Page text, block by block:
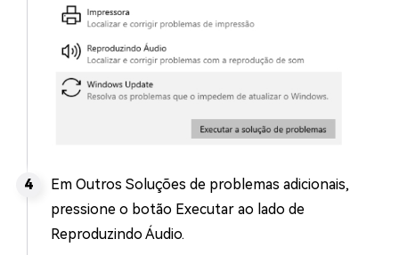
Em Outros Soluções de problemas adicionais,
pressione o botão Executar ao lado de
Reproduzindo Áudio.